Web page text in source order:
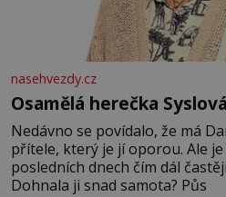
nasehvezdy.cz
Osamělá herečka
Nedávno se povídalo, že má
přítele, který je jí oporou. Ale
posledních dnech čím dál
Dohnala ji snad samota? Půs